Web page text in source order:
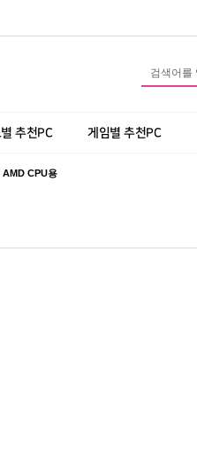
추천PC 게임별 추천PC
AMD CPU용